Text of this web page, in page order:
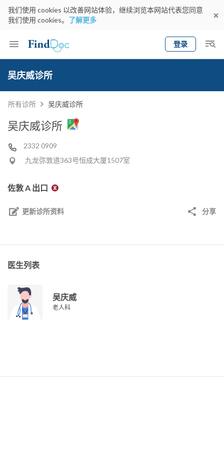
我们使用 cookies 以改善网站体验，继续浏览本网站代表您同意
我们使用 cookies。 了解更多
登录
Keyword
吴庆威诊所
所有诊所 吴庆威诊所
吴庆威诊所
2332 0909
九龙弥敦道363号恒成大厦1507室
佐敦 A 出口
更新诊所资料 分享
医生列表
吴庆威
老人科